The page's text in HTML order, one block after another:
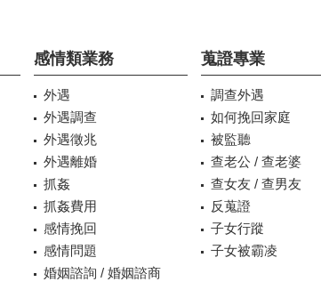
感情類業務
外遇
外遇調查
外遇徵兆
外遇離婚
抓姦
抓姦費用
感情挽回
感情問題
婚姻諮詢 / 婚姻諮商
蒐證專業
調查外遇
如何挽回家庭
被監聽
查老公 / 查老婆
查女友 / 查男友
反蒐證
子女行蹤
子女被霸凌